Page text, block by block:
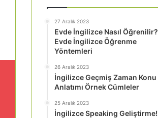
27 Aralık 2023
Evde İngilizce Nasıl Öğrenilir?
Evde İngilizce Öğrenme
Yöntemleri
26 Aralık 2023
İngilizce Geçmiş Zaman Konu
Anlatımı Örnek Cümleler
25 Aralık 2023
İngilizce Speaking Geliştirme!